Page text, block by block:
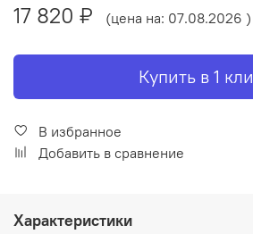
17 820 ₽
(цена на: 07.08.2026 )
Купить в 1
В избранное
Добавить в сравнение
Характеристики